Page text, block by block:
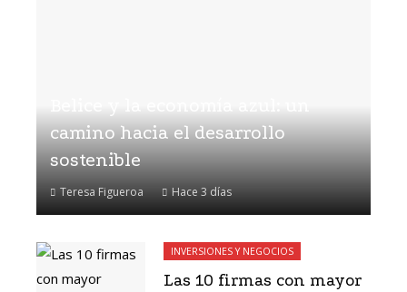
camino hacia el desarrollo
sostenible
Teresa Figueroa Hace 3 días
INVERSIONES Y NEGOCIOS
Las 10 firmas con mayor